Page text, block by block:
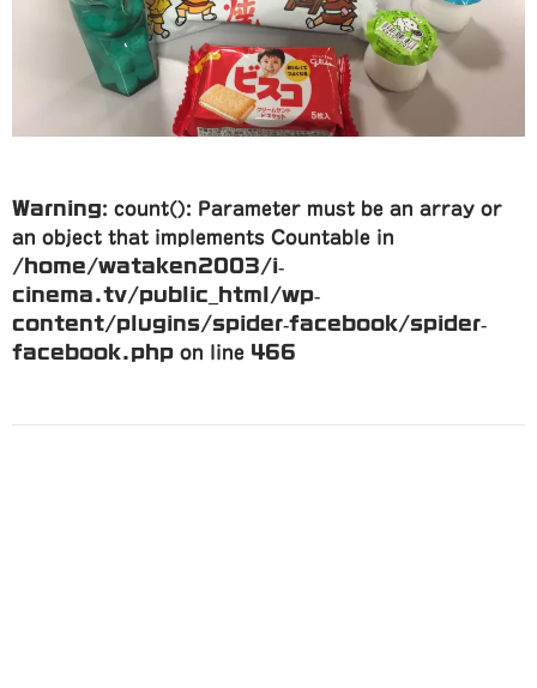
Warning: count(): Parameter must be an array or
an object that implements Countable in
/home/wataken2003/i-
cinema.tv/public_html/wp-
content/plugins/spider-facebook/spider-
facebook.php on line 466